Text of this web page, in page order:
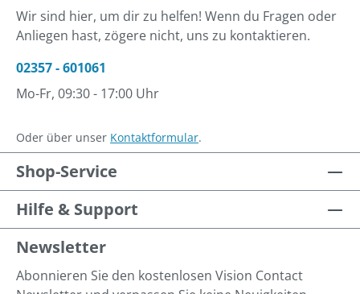
Wir sind hier, um dir zu helfen! Wenn du Fragen oder
Anliegen hast, zögere nicht, uns zu kontaktieren.
02357 - 601061
Mo-Fr, 09:30 - 17:00 Uhr
Oder über unser Kontaktformular.
Shop-Service
Hilfe & Support
Newsletter
Abonnieren Sie den kostenlosen Vision Contact